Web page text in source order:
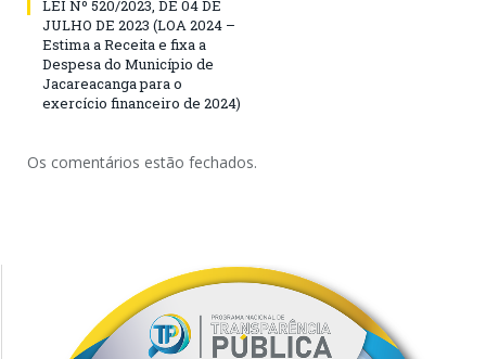
LEI Nº 520/2023, DE 04 DE
JULHO DE 2023 (LOA 2024 –
Estima a Receita e fixa a
Despesa do Município de
Jacareacanga para o
exercício financeiro de 2024)
Os comentários estão fechados.